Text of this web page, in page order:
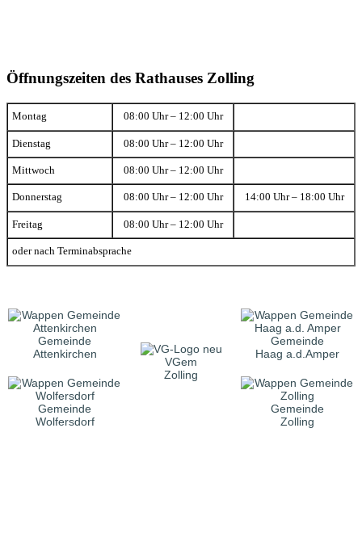
Öffnungszeiten des Rathauses Zolling
Montag 08:00 Uhr – 12:00 Uhr
Dienstag 08:00 Uhr – 12:00 Uhr
Mittwoch 08:00 Uhr – 12:00 Uhr
Donnerstag 08:00 Uhr – 12:00 Uhr 14:00 Uhr – 18:00 Uhr
Freitag 08:00 Uhr – 12:00 Uhr
oder nach Terminabsprache
Gemeinde
Attenkirchen
VGem
Zolling
Gemeinde
Haag a.d.Amper
Gemeinde
Wolfersdorf
Gemeinde
Zolling